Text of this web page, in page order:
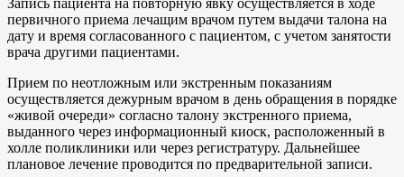
Запись пациента на повторную явку осуществляется в ходе
первичного приема лечащим врачом путем выдачи талона на
дату и время согласованного с пациентом, с учетом занятости
врача другими пациентами.
Прием по неотложным или экстренным показаниям
осуществляется дежурным врачом в день обращения в порядке
«живой очереди» согласно талону экстренного приема,
выданного через информационный киоск, расположенный в
холле поликлиники или через регистратуру. Дальнейшее
плановое лечение проводится по предварительной записи.